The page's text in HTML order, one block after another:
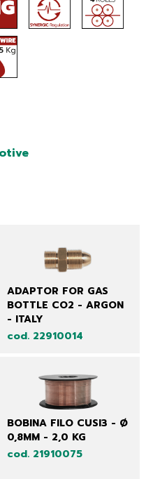
ADAPTOR FOR GAS
BOTTLE CO2 - ARGON
- ITALY
cod. 22910014
BOBINA FILO CUSI3 - Ø
0,8MM - 2,0 KG
cod. 21910075